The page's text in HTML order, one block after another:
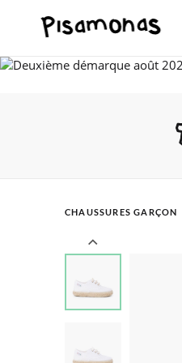
CHAUSSURES GARÇON